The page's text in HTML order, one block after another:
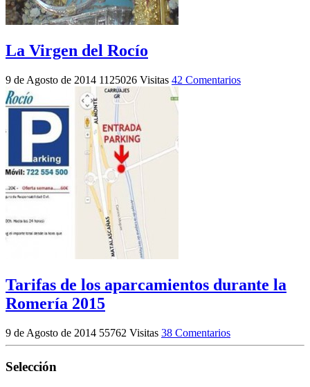
La Virgen del Rocío
9 de Agosto de 2014 1125026 Visitas 42 Comentarios
Tarifas de los aparcamientos durante la
Romería 2015
9 de Agosto de 2014 55762 Visitas 38 Comentarios
Selección